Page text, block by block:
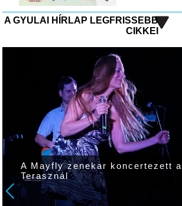
A GYULAI HÍRLAP LEGFRISSEBB
CIKKEI
A Mayfly zenekar koncertezett
Terasznál